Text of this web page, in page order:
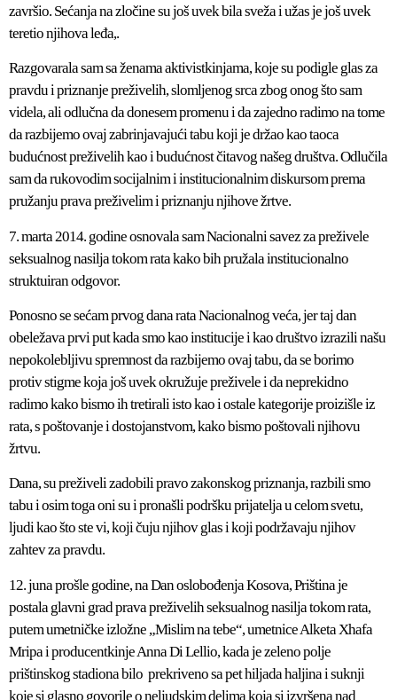
završio. Sećanja na zločine su još uvek bila sveža i užas je još uvek
teretio njihova leđa,.
Razgovarala sam sa ženama aktivistkinjama, koje su podigle glas za
pravdu i priznanje preživelih, slomljenog srca zbog onog što sam
videla, ali odlučna da donesem promenu i da zajedno radimo na tome
da razbijemo ovaj zabrinjavajući tabu koji je držao kao taoca
budućnost preživelih kao i budućnost čitavog našeg društva. Odlučila
sam da rukovodim socijalnim i institucionalnim diskursom prema
pružanju prava preživelim i priznanju njihove žrtve.
7. marta 2014. godine osnovala sam Nacionalni savez za preživele
seksualnog nasilja tokom rata kako bih pružala institucionalno
struktuiran odgovor.
Ponosno se sećam prvog dana rata Nacionalnog veća, jer taj dan
obeležava prvi put kada smo kao institucije i kao društvo izrazili našu
nepokolebljivu spremnost da razbijemo ovaj tabu, da se borimo
protiv stigme koja još uvek okružuje preživele i da neprekidno
radimo kako bismo ih tretirali isto kao i ostale kategorije proizišle iz
rata, s poštovanje i dostojanstvom, kako bismo poštovali njihovu
žrtvu.
Dana, su preživeli zadobili pravo zakonskog priznanja, razbili smo
tabu i osim toga oni su i pronašli podršku prijatelja u celom svetu,
ljudi kao što ste vi, koji čuju njihov glas i koji podržavaju njihov
zahtev za pravdu.
12. juna prošle godine, na Dan oslobođenja Kosova, Priština je
postala glavni grad prava preživelih seksualnog nasilja tokom rata,
putem umetničke izložne „Mislim na tebe“, umetnice Alketa Xhafa
Mripa i producentkinje Anna Di Lellio, kada je zeleno polje
prištinskog stadiona bilo prekriveno sa pet hiljada haljina i suknji
koje si glasno govorile o neljudskim delima koja si izvršena nad